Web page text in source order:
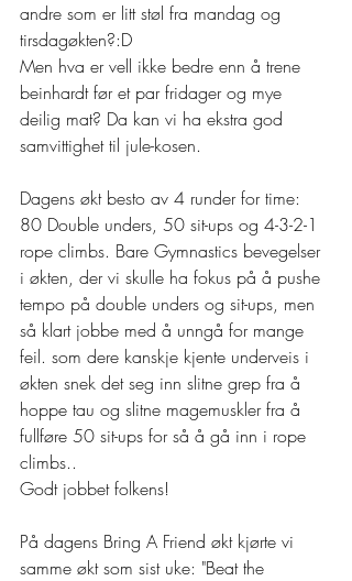
andre som er litt støl fra mandag og
tirsdagøkten?:D
Men hva er vell ikke bedre enn å trene
beinhardt før et par fridager og mye
deilig mat? Da kan vi ha ekstra god
samvittighet til jule-kosen.
Dagens økt besto av 4 runder for time:
80 Double unders, 50 sit-ups og 4-3-2-1
rope climbs. Bare Gymnastics bevegelser
i økten, der vi skulle ha fokus på å pushe
tempo på double unders og sit-ups, men
så klart jobbe med å unngå for mange
feil. som dere kanskje kjente underveis i
økten snek det seg inn slitne grep fra å
hoppe tau og slitne magemuskler fra å
fullføre 50 sit-ups for så å gå inn i rope
climbs..
Godt jobbet folkens!
På dagens Bring A Friend økt kjørte vi
samme økt som sist uke: "Beat the